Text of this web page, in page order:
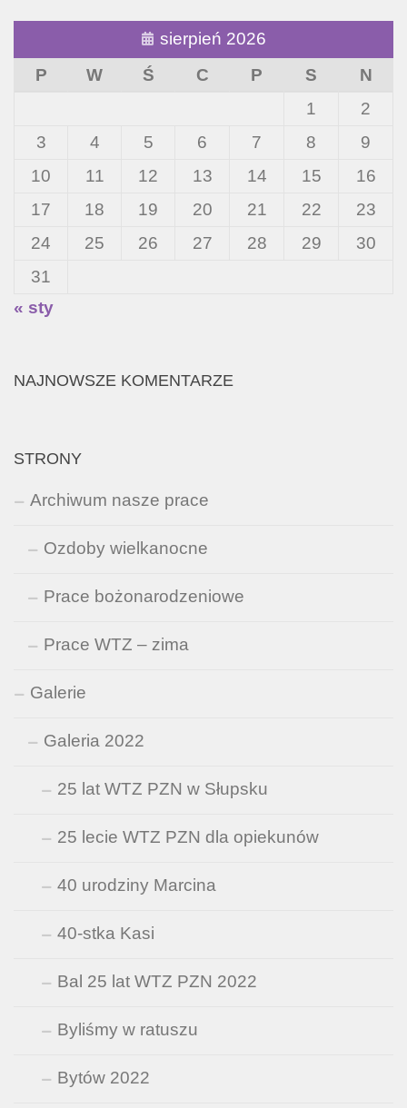
sierpień 2026
P
W Ś C P S
N
1
2
3
4 5 6 7 8
9
10
11 12 13 14 15
16
17
18 19 20 21 22
23
24
25 26 27 28 29
30
31
« sty
NAJNOWSZE KOMENTARZE
STRONY
Archiwum nasze prace
Ozdoby wielkanocne
Prace bożonarodzeniowe
Prace WTZ – zima
Galerie
Galeria 2022
25 lat WTZ PZN w Słupsku
25 lecie WTZ PZN dla opiekunów
40 urodziny Marcina
40-stka Kasi
Bal 25 lat WTZ PZN 2022
Byliśmy w ratuszu
Bytów 2022